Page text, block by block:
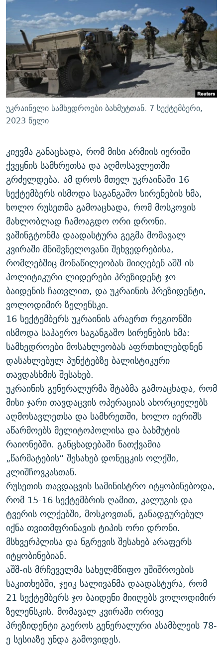
ᲛᲝᲚᲐᲞᲐᲠᲐᲙᲔ ᲢᲔᲥᲡᲢᲔᲑᲘ
ᲨᲘᲜ - ᲣᲪᲮᲝᲔᲗᲨᲘ
ᲚᲘᲢᲔᲠᲐᲢᲣᲠᲣᲚᲘ ᲬᲐᲮᲜᲐᲒᲔᲑᲘ
ᲐᲛᲔᲠᲘᲙᲣᲚᲘ ᲛᲝᲗᲮᲠᲝᲑᲐ
ᲘᲛᲞᲔᲠᲘᲐ ᲓᲐ ᲠᲐᲓᲘᲝ
ᲩᲔᲛᲘ ᲡᲘᲙᲕᲓᲘᲚᲘᲡ ᲛᲘᲖᲔᲖᲘᲐ COVID-19
11 ᲬᲔᲚᲘ - 11 ᲐᲛᲑᲐᲕᲘ
ᲡᲐᲞᲐᲠᲚᲐᲛᲔᲜᲢᲝ ᲐᲠᲩᲔᲕᲜᲔᲑᲘᲡ ᲘᲡᲢᲝᲠᲘᲐ
ᲑᲐᲕᲨᲕᲔᲑᲘ ᲞᲠᲝᲡᲢᲘᲢᲣᲪᲘᲐᲨᲘ - ᲐᲛᲝᲣᲗᲥᲛᲔᲚᲘ ᲐᲛᲑᲐᲕᲘ
5 ᲐᲛᲑᲐᲕᲘ - 20 ᲘᲕᲜᲘᲡᲡ ᲓᲐᲨᲐᲕᲔᲑᲣᲚᲔᲑᲘ
ᲐᲒᲕᲘᲡᲢᲝᲡ ᲝᲛᲘ
ПРИВЕТ ᲙᲣᲚᲢᲣᲠᲐ
რთე/რთ-ის ყველა საიტი
უკრაინელი სამხედროები ბახმუტთან. 7 სექტემბერი,
2023 წელი
კიევმა განაცხადა, რომ მისი არმიის იერიში
ქვეყნის სამხრეთსა და აღმოსავლეთში
გრძელდება. ამ დროს მთელ უკრაინაში 16
სექტემბერს ისმოდა საგანგაშო სირენების ხმა,
ხოლო რუსეთმა გამოაცხადა, რომ მოსკოვის
მახლობლად ჩამოაგდო ორი დრონი.
ვაშინგტონმა დაადასტურა გეგმა მომავალ
კვირაში მნიშვნელოვანი შეხვედრებისა,
რომლებშიც მონაწილეობას მიიღებენ აშშ-ის
პოლიტიკური ლიდერები პრეზიდენტ ჯო
ბაიდენის ჩათვლით, და უკრაინის პრეზიდენტი,
ვოლოდიმირ ზელენსკი.
16 სექტემბერს უკრაინის არაერთ რეგიონში
ისმოდა საჰაერო საგანგაშო სირენების ხმა:
სამხედროები მოსახლეობას აფრთხილებდნენ
დასახლებულ პუნქტებზე ბალისტიკური
თავდასხმის შესახებ.
უკრაინის გენერალურმა შტაბმა გამოაცხადა, რომ
მისი ჯარი თავდაცვის ოპერაციას ახორციელებს
აღმოსავლეთსა და სამხრეთში, ხოლო იერიშს
აწარმოებს მელიტოპოლისა და ბახმუტის
რაიონებში. განცხადებაში ნათქვამია
„წარმატების“ შესახებ დონეცკის ოლქში,
კლიშჩოვკასთან.
რუსეთის თავდაცვის სამინისტრო იტყობინებოდა,
რომ 15-16 სექტემბრის ღამით, კალუგის და
ტვერის ოლქებში, მოსკოვთან, განადგურებულ
იქნა თვითმფრინავის ტიპის ორი დრონი.
მსხვერპლისა და ნგრევის შესახებ არაფერს
იტყობინებიან.
აშშ-ის მრჩეველმა სახელმწიფო უშიშროების
საკითხებში, ჯეიკ სალივანმა დაადასტურა, რომ
21 სექტემბერს ჯო ბაიდენი მიიღებს ვოლოდიმირ
ზელენსკის. მომავალ კვირაში ორივე
პრეზიდენტი გაეროს გენერალური ასამბლეის 78-
ე სესიაზე უნდა გამოვიდეს.